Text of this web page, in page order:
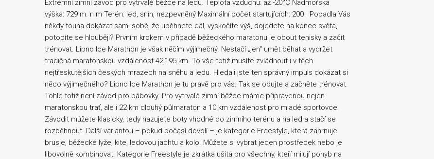
Extrémní zimní závod pro vytrvalé běžce na ledu. Teplota vzduchu: až -20°C Nadmořská
výška: 729 m. n m Terén: led, sníh, nezpevněný Maximální počet startujících: 200 Popadla Vás
někdy touha dokázat sami sobě, že uběhnete dál, vyskočíte výš, dojedete na konec světa,
potopíte se hlouběji? Prvním krokem v případě běžeckého maratonu je obout tenisky a začít
trénovat. Lipno Ice Marathon je však něčím výjimečný. Nestačí „jen“ umět běhat a vydržet
tradičná maratonskou vzdálenost 42,195 km. To vše totiž musíte zvládnout i v těch
nejtřeskutějších českých mrazech na sněhu a ledu. Hledali jste ten správný impuls dokázat si
něco výjimečného? Lipno Ice Marathon je tu právě pro vás. Tak se obujte a začněte trénovat.
Tohle totiž není závod pro bábovky. Pro vytrvalé zimní běžce máme připravenou nejen
maratonskou trať, ale i 22 km dlouhý půlmaraton a 10 km vzdálenost pro mladé sportovce.
Závodit můžete klasicky, tedy nazujete boty vhodné do zimního terénu a na led a stačí se
rozběhnout. Další variantou – pokud počasí dovolí – je kategorie Freestyle, která zahrnuje
brusle, běžecké lyže, kite, ledovou jachtu a kolo. Můžete si vybrat jeden prostředek nebo je
libovolně kombinovat. Kategorie Freestyle je zkrátka ušitá pro všechny, kteří milují pohyb na